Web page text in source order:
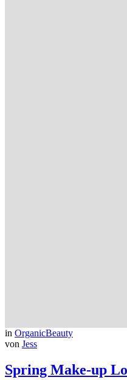
in OrganicBeauty
von Jess
Spring Make-up